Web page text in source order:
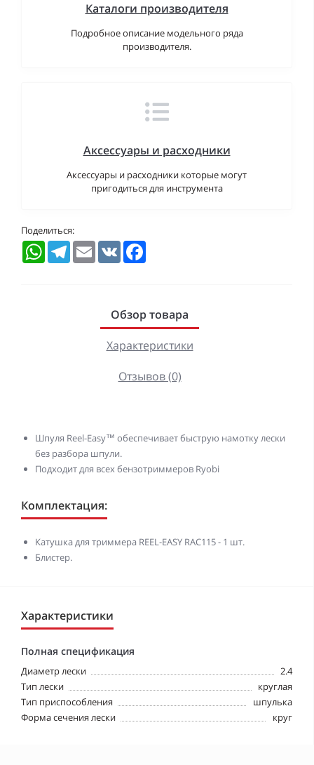
Каталоги производителя
Подробное описание модельного ряда
производителя.
Аксессуары и расходники
Аксессуары и расходники которые могут
пригодиться для инструмента
Поделиться:
WhatsAppTelegramEmail VK
Обзор товара
Характеристики
Отзывов (0)
Шпуля Reel-Easy™ обеспечивает быструю намотку лески
без разбора шпули.
Подходит для всех бензотриммеров Ryobi
Комплектация:
Катушка для триммера REEL-EASY RAC115 - 1 шт.
Блистер.
Характеристики
Полная спецификация
Диаметр лески
2.4
Тип лески
круглая
Тип приспособления
шпулька
Форма сечения лески
круг